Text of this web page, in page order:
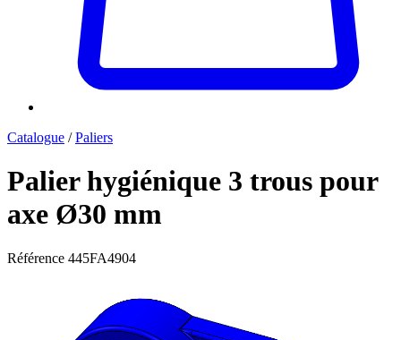
Catalogue / Paliers
Palier hygiénique 3 trous pour
axe Ø30 mm
Référence 445FA4904